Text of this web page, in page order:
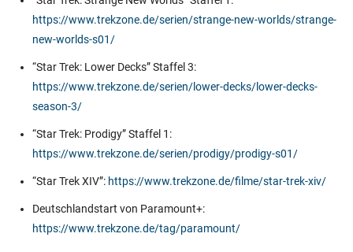
https://www.trekzone.de/serien/strange-new-worlds/strange-
new-worlds-s01/
“Star Trek: Lower Decks” Staffel 3:
https://www.trekzone.de/serien/lower-decks/lower-decks-
season-3/
“Star Trek: Prodigy” Staffel 1:
https://www.trekzone.de/serien/prodigy/prodigy-s01/
“Star Trek XIV”: https://www.trekzone.de/filme/star-trek-xiv/
Deutschlandstart von Paramount+:
https://www.trekzone.de/tag/paramount/